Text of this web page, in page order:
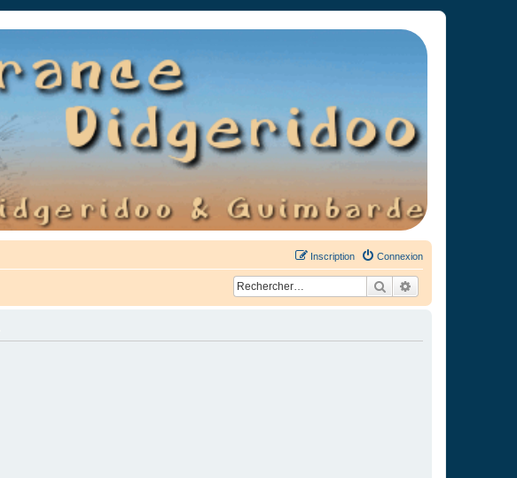
Connexion
Inscription
Rechercher